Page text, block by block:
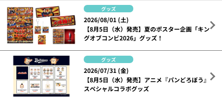
グッズ
2026/08/01 (土)
【8月5日（水）発売】夏のポスター企画「キン
グオブコンビ2026」グッズ！
グッズ
2026/07/31 (金)
【8月5日（水）発売】アニメ『パンどろぼう』
スペシャルコラボグッズ